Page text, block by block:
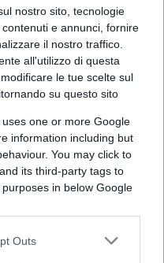
nostro sito, tecnologie
e annunci, fornire
il nostro traffico.
all'utilizzo di questa
le tue scelte sul
su questo sito
one or more Google
information including but
You may click to
its third-party tags to
in below Google
Outs
e nessuno sembra
per la tendenza
di retoriche
fa omertà, come i
a sinistra
affrontare una
su un nero.